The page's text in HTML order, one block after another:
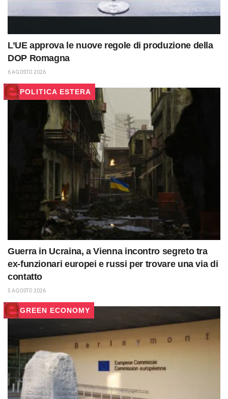
L’UE approva le nuove regole di produzione della
DOP Romagna
6 AGOSTO 2026
POLITICA ESTERA
Guerra in Ucraina, a Vienna incontro segreto tra
ex-funzionari europei e russi per trovare una via di
contatto
5 AGOSTO 2026
GREEN ECONOMY